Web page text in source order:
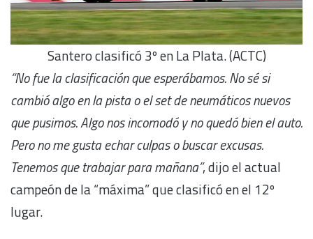
Santero clasificó 3º en La Plata. (ACTC)
“No fue la clasificación que esperábamos. No sé si
cambió algo en la pista o el set de neumáticos nuevos
que pusimos. Algo nos incomodó y no quedó bien el auto.
Pero no me gusta echar culpas o buscar excusas.
Tenemos que trabajar para mañana”, dijo el actual
campeón de la “máxima” que clasificó en el 12º
lugar.